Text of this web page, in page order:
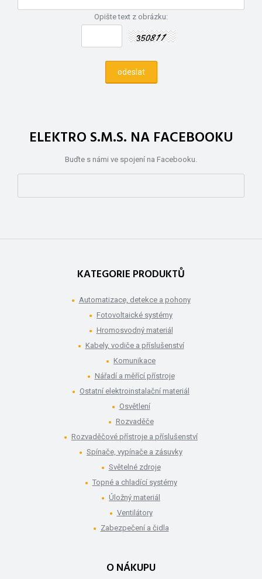
Opište text z obrázku:
ELEKTRO S.M.S. NA FACEBOOKU
Buďte s námi ve spojení na Facebooku.
KATEGORIE PRODUKTŮ
Automatizace, detekce a pohony
Fotovoltaické systémy
Hromosvodný materiál
Kabely, vodiče a příslušenství
Komunikace
Nářadí a měřící přístroje
Ostatní elektroinstalační materiál
Osvětlení
Rozvaděče
Rozvaděčové přístroje a příslušenství
Spínače, vypínače a zásuvky
Světelné zdroje
Topné a chladící systémy
Úložný materiál
Ventilátory
Zabezpečení a čidla
O NÁKUPU